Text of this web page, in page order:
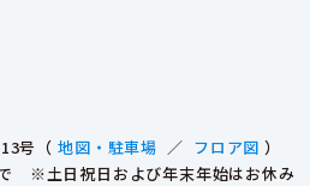
号（ 地図・駐車場 ／ フロア図 ）
※土日祝日および年末年始はお休み